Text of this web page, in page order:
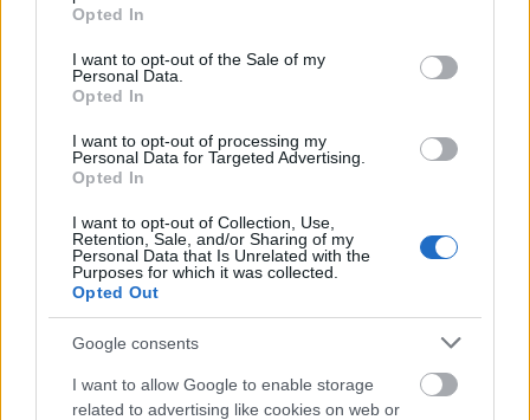
use your data for below specified purposes in below Google
consent section.
Opted In
I want to opt-out of the Sale of my
Personal Data.
Opted In
I want to opt-out of processing my
Personal Data for Targeted Advertising.
Opted In
I want to opt-out of Collection, Use,
Retention, Sale, and/or Sharing of my
Personal Data that Is Unrelated with the
Purposes for which it was collected.
Opted Out
Google consents
I want to allow Google to enable storage
related to advertising like cookies on web or
VBK 20
• 2025. április 02.
2025 április 5-én 20. évfordulója lesz annak a
víztoronybéli baráti találkozónak a Margitszigeten,